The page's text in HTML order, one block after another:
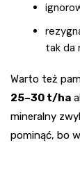
tak da
Warto też
25–30 t/ha
mineralny
pominąć, bo